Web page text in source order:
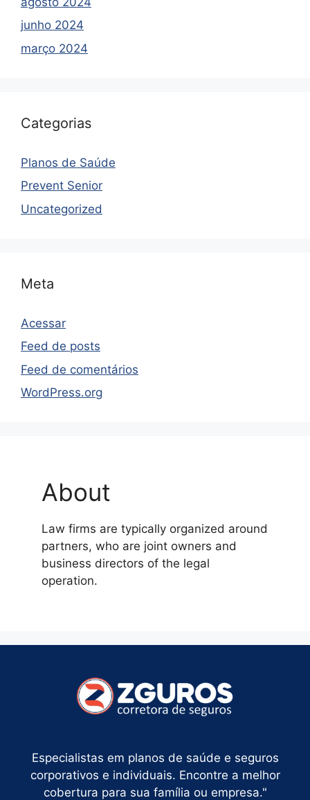
junho 2024
março 2024
Categorias
Planos de Saúde
Prevent Senior
Uncategorized
Meta
Acessar
Feed de posts
Feed de comentários
WordPress.org
About
Law firms are typically organized around
partners, who are joint owners and
business directors of the legal
operation.
Especialistas em planos de saúde e seguros
corporativos e individuais. Encontre a melhor
cobertura para sua família ou empresa."